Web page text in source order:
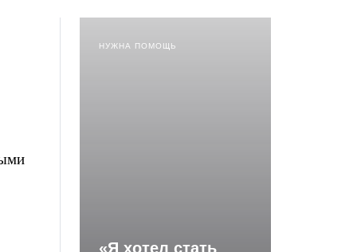
НУЖНА ПОМОЩЬ
«Я хотел стать